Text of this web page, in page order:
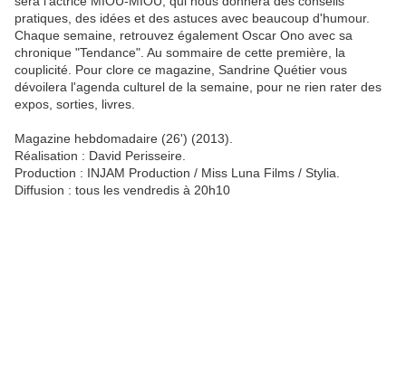
pratiques, des idées et des astuces avec beaucoup d'humour.
Chaque semaine, retrouvez également Oscar Ono avec sa
chronique "Tendance". Au sommaire de cette première, la
couplicité. Pour clore ce magazine, Sandrine Quétier vous
dévoilera l'agenda culturel de la semaine, pour ne rien rater des
expos, sorties, livres.
Magazine hebdomadaire (26') (2013).
Réalisation : David Perisseire.
Production : INJAM Production / Miss Luna Films / Stylia.
Diffusion : tous les vendredis à 20h10